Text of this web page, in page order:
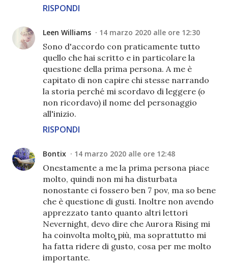
RISPONDI
Leen Williams 14 marzo 2020 alle ore 12:30
Sono d'accordo con praticamente tutto
quello che hai scritto e in particolare la
questione della prima persona. A me è
capitato di non capire chi stesse narrando
la storia perché mi scordavo di leggere (o
non ricordavo) il nome del personaggio
all'inizio.
RISPONDI
Bontix 14 marzo 2020 alle ore 12:48
Onestamente a me la prima persona piace
molto, quindi non mi ha disturbata
nonostante ci fossero ben 7 pov, ma so bene
che è questione di gusti. Inoltre non avendo
apprezzato tanto quanto altri lettori
Nevernight, devo dire che Aurora Rising mi
ha coinvolta molto più, ma soprattutto mi
ha fatta ridere di gusto, cosa per me molto
importante.